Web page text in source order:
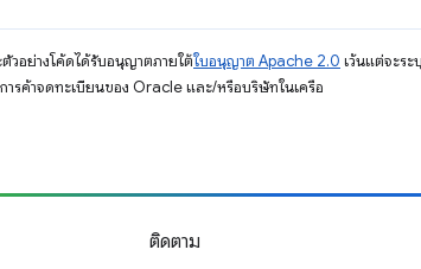
วอย่างโค้ดได้รับอนุญาตภายใต้ใบอนุญาต Apache 2.0 เว้นแต่จะระ
ารค้าจดทะเบียนของ Oracle และ/หรือบริษัทในเครือ
ติดตาม